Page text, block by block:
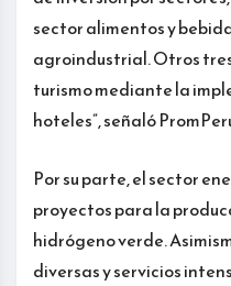
sector alimentos y
agroindustrial. Otros
turismo mediante la
hoteles”, señaló
Por su parte, el sector
proyectos para la
hidrógeno verde.
diversas y servicios